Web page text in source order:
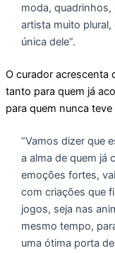
moda, quadrinhos,
artista muito
única dele”.
O curador acrescenta
tanto para quem já
para quem nunca
“Vamos dizer que
a alma de quem já
emoções fortes,
com criações que
jogos, seja nas
mesmo tempo,
uma ótima porta